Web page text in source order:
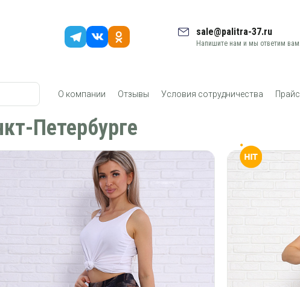
sale@palitra-37.ru
Напишите нам и мы ответим вам.
О компании Отзывы Условия сотрудничества Прайс
Петербурге